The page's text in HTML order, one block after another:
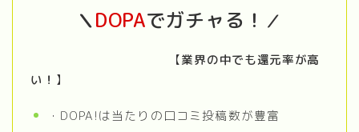
＼DOPAでガチャる！ ／
【業界の中でも還元率が高
い！ 】
・DOPA!は当たりの口コミ投稿数が豊富